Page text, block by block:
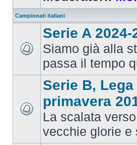
Campionati italiani
Serie A 2024-
Siamo già alla
passa il tempo
Serie B,
primavera
La scalata
vecchie glorie e